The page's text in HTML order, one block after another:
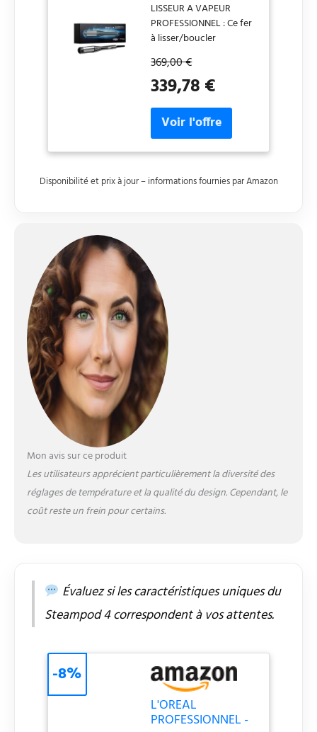
Coiffage Rapide -
Technologie
Vapeur Brevetée -
Tous Types De
Cheveux
LISSEUR A VAPEUR
PROFESSIONNEL : Ce fer
à lisser/boucler
technologie vapeur
brevetée possède des
plaques intérieures en
céramique résistantes,
qui adhèrent à tous les
types de cheveux pour
un effet lisse, bouclé,
CONTROLE INTELLIGENT
s'adapter à tous les
cheveux. Le coiffage est
3x plus rapide*, les
cheveux 2x plus lisses*,
avec -95% de
dommages.** NOUVEAU
DESIGN ERGONOMIQUE :
Les extrémités du
SteamPod 4 sont plus
fines et plus rondes pour
plus larges diffusent une
chaleur douce jusqu'à
100°C pour des boucles
mieux définies. NOS
pour protéger les
cheveux. L'appareil
s'utilise avec une eau
uniquement. Choisir le
peigne et la température
adaptés à chaque type
de cheveux. L'EXPERTISE
PROFESSIONNELLE A
369,00 €
339,78 €
Disponibilité et prix à jour – informations fournies par Amazon
Mon avis sur ce produit
Les utilisateurs apprécient particulièrement la diversité des
réglages de température et la qualité du design. Cependant, le
coût reste un frein pour certains.
Évaluez si les caractéristiques uniques du
Steampod 4 correspondent à vos attentes.
L'OREAL
PROFESSIONNEL -
-8%